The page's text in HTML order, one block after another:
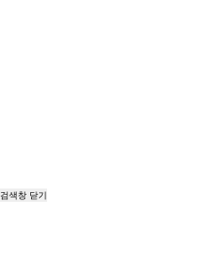
검색창 닫기